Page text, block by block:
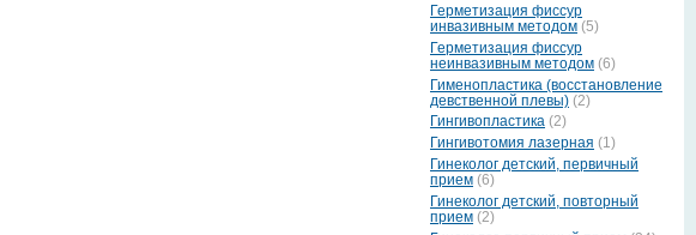
Герметизация фиссур
инвазивным методом (5)
Герметизация фиссур
неинвазивным методом (6)
Гименопластика (восстановление
девственной плевы) (2)
Гингивопластика (2)
Гингивотомия лазерная (1)
Гинеколог детский, первичный
прием (6)
Гинеколог детский, повторный
прием (2)